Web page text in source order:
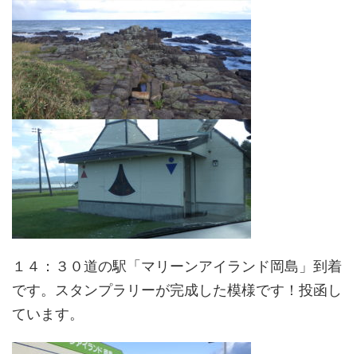
１４：３０道の駅「マリーンアイランド岡島」到着
です。スタンプラリーが完成した模様です！投函し
ています。